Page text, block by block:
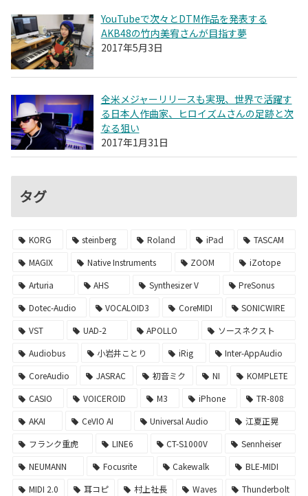
YouTubeで次々とDTM作品を発表する
AKB48の竹内美宥さんが目指す夢
2017年5月3日
全米メジャーリリースも実現、世界で活躍す
る日本人作曲家、ヒロイズムさんの足跡と次
なる狙い
2017年1月31日
タグ
KORG steinberg Roland iPad
TASCAM
MAGIX
Native Instruments ZOOM
iZotope
Arturia
AHS Synthesizer V
PreSonus
Dotec-Audio
VOCALOID3 CoreMIDI
SONICWIRE
VST
UAD-2 APOLLO
ソースネクスト
Audiobus
小岩井ことり iRig
Inter-AppAudio
CoreAudio
JASRAC 初音ミク NI
KOMPLETE
CASIO
VOICEROID M3 iPhone
TR-808
AKAI
CeVIO AI Universal Audio
江夏正晃
フランク重虎
LINE6 CT-S1000V
Sennheiser
NEUMANN
Focusrite Cakewalk
BLE-MIDI
MIDI 2.0
耳コピ 村上社長 Waves
Thunderbolt